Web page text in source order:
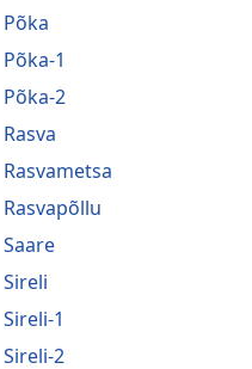
Põka
Põka-1
Põka-2
Rasva
Rasvametsa
Rasvapõllu
Saare
Sireli
Sireli-1
Sireli-2